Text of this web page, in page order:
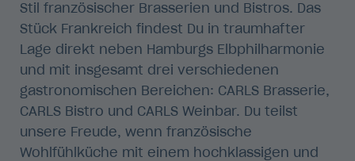
Stil französischer Brasserien und Bistros. Das
Stück Frankreich findest Du in traumhafter
Lage direkt neben Hamburgs Elbphilharmonie
und mit insgesamt drei verschiedenen
gastronomischen Bereichen: CARLS Brasserie,
CARLS Bistro und CARLS Weinbar. Du teilst
unsere Freude, wenn französische
Wohlfühlküche mit einem hochklassigen und